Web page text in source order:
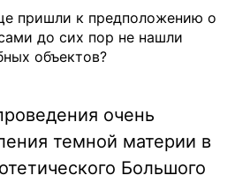
пришли к предположению о
до сих пор не нашли
объектов?
очень
темной материи в
Большого